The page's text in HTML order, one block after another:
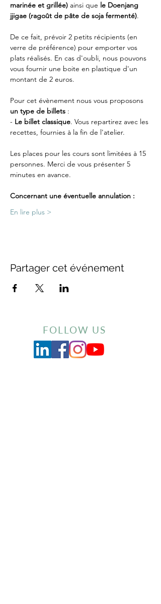
marinée et grillée) ainsi que le Doenjang
jjigae (ragoût de pâte de soja fermenté).
De ce fait, prévoir 2 petits récipients (en
verre de préférence) pour emporter vos
plats réalisés. En cas d'oubli, nous pouvons
vous fournir une boite en plastique d'un
montant de 2 euros.
Pour cet évènement nous vous proposons
un type de billets :
- Le billet classique. Vous repartirez avec les
recettes, fournies à la fin de l'atelier.
Les places pour les cours sont limitées à 15
personnes. Merci de vous présenter 5
minutes en avance.
Concernant une éventuelle annulation :
En lire plus >
Partager cet événement
FOLLOW US